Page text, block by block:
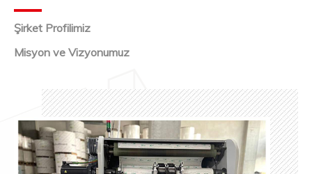
Şirket Profilimiz
Misyon ve Vizyonumuz